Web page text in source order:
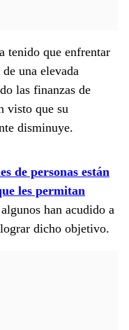
tenido que enfrentar
una elevada
las finanzas de
visto que su
disminuye.
de personas están
les permitan
han acudido a
dicho objetivo.